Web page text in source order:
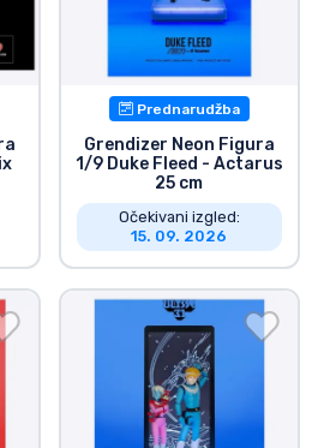
Prednarudžba
Grendizer Neon Figura
1/9 Duke Fleed - Actarus
25 cm
Očekivani izgled:
15. 09. 2026